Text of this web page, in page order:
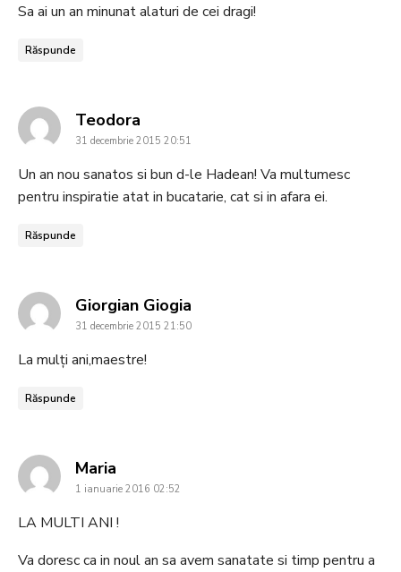
Sa ai un an minunat alaturi de cei dragi!
Răspunde
Teodora
31 decembrie 2015 20:51
Un an nou sanatos si bun d-le Hadean! Va multumesc
pentru inspiratie atat in bucatarie, cat si in afara ei.
Răspunde
Giorgian Giogia
31 decembrie 2015 21:50
La mulți ani,maestre!
Răspunde
Maria
1 ianuarie 2016 02:52
LA MULTI ANI !
Va doresc ca in noul an sa avem sanatate si timp pentru a